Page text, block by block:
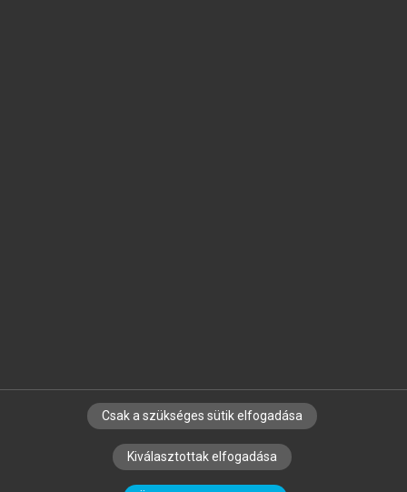
SZERZŐKNEK CÉGEKNEK KÖNYVTÁROSOKNAK
SZERKESZTÉSI ÉS LEKTORÁLÁSI ALAPELVEK
Csak a szükséges sütik elfogadása
Kiválasztottak elfogadása